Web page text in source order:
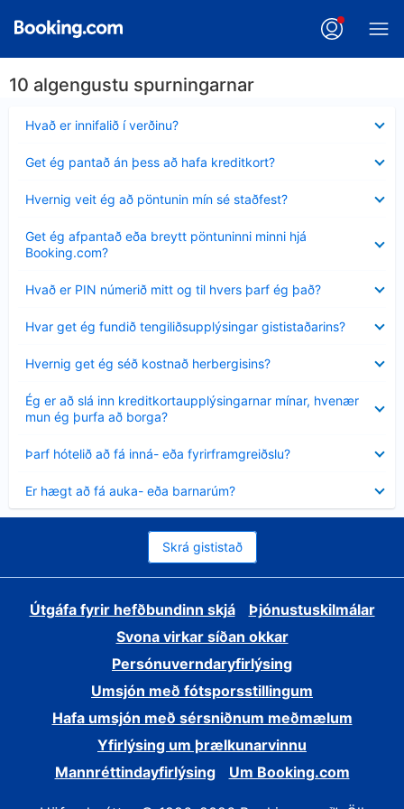
10 algengustu spurningarnar
Hvað er innifalið í verðinu?
sýnt
Get ég pantað án þess að hafa kreditkort?
sýnt
Hvernig veit ég að pöntunin mín sé staðfest?
sýnt
Get ég afpantað eða breytt pöntuninni minni hjá
Booking.com?
sýnt
Hvað er PIN númerið mitt og til hvers þarf ég það?
sýnt
Hvar get ég fundið tengiliðsupplýsingar gististaðarins?
sýnt
Hvernig get ég séð kostnað herbergisins?
sýnt
Ég er að slá inn kreditkortaupplýsingarnar mínar, hvenær
mun ég þurfa að borga?
Minna
sýnt
Þarf hótelið að fá inná- eða fyrirframgreiðslu?
sýnt
Er hægt að fá auka- eða barnarúm?
sýnt
Skrá gististað
Útgáfa fyrir hefðbundinn skjá
Þjónustuskilmálar
Svona virkar síðan okkar
Persónuverndaryfirlýsing
Umsjón með fótsporsstillingum
Hafa umsjón með sérsniðnum meðmælum
Yfirlýsing um þrælkunarvinnu
Mannréttindayfirlýsing
Um Booking.com